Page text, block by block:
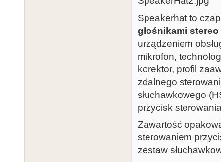
Speakerhat to
głośnikami
urządzeniem
mikrofon,
korektor, profil
zdalnego
słuchawkowego
przycisk
Zawartość
sterowaniem
zestaw